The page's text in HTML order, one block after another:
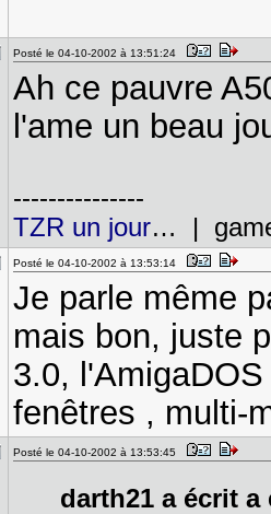
Posté le 04-10-2002 à 13:51:24
Ah ce pauvre
l'ame un beau
---------------
TZR un jour… |
Posté le 04-10-2002 à 13:53:14
Je parle même
mais bon, juste
3.0,
fenêtres , multi-
Posté le 04-10-2002 à 13:53:45
darth21 a écrit